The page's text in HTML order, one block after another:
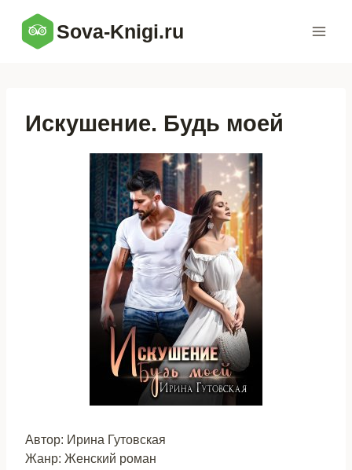
содержимому
Sova-Knigi.ru
Искушение. Будь моей
Автор: Ирина Гутовская
Жанр: Женский роман